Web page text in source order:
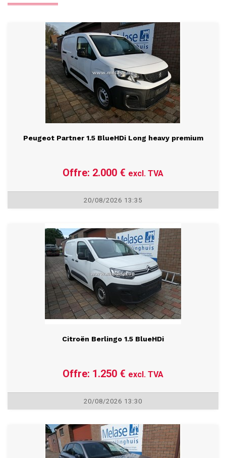
NOUVEAUX OBJETS
Peugeot Partner 1.5 BlueHDi Long heavy premium
Offre: 2.000 €excl. TVA
20/08/2026 13:35
Citroën Berlingo 1.5 BlueHDi
Offre: 1.250 €excl. TVA
20/08/2026 13:30